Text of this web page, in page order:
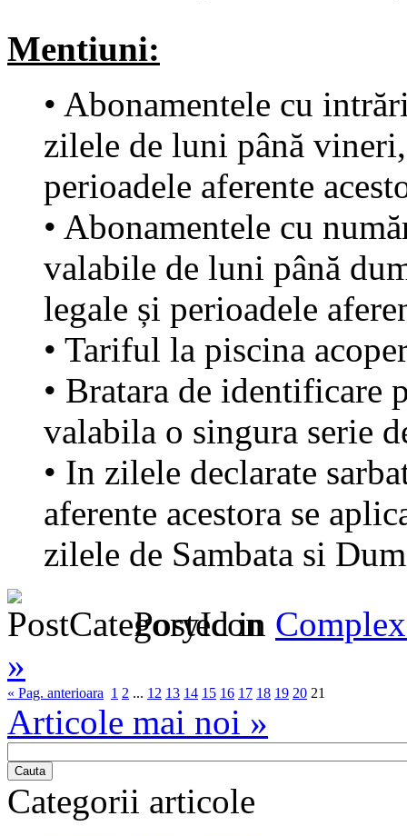
Mentiuni:
• Abonamentele cu
zilele de luni până
perioadele aferente
• Abonamentele cu
valabile de luni până
legale și perioadele
• Tariful la piscina
• Bratara de identificare
valabila o singura serie
• In zilele declarate
aferente acestora se
zilele de Sambata si
Posted in
»
« Pag. anterioara 1 2 ... 12 13 14 15 16 17 18 19 20 21
Articole mai noi »
Cauta
Categorii articole